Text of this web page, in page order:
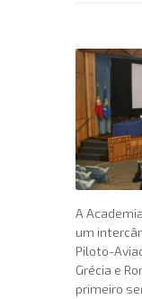
A
um
Piloto-
Grécia e
primeiro